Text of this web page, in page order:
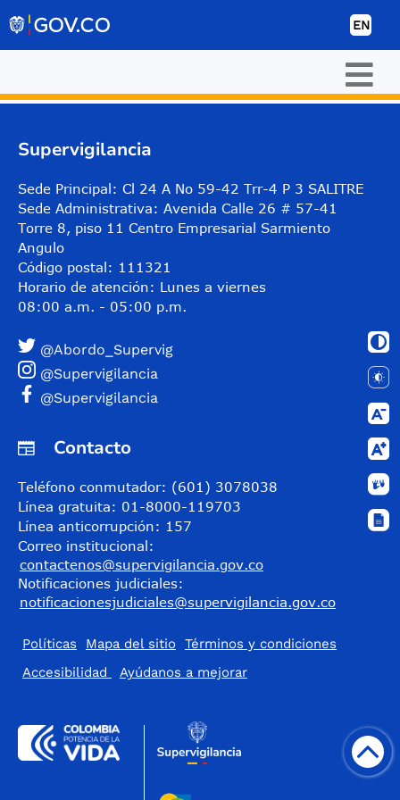
EN
Supervigilancia
Sede Principal: Cl 24 A No 59-42 Trr-4 P 3 SALITRE
Sede Administrativa: Avenida Calle 26 # 57-41
Torre 8, piso 11 Centro Empresarial Sarmiento
Angulo
Código postal: 111321
Horario de atención: Lunes a viernes
08:00 a.m. - 05:00 p.m.
@Abordo_Supervig
@Supervigilancia
@Supervigilancia
Contacto
Teléfono conmutador: (601) 3078038
Línea gratuita: 01-8000-119703
Línea anticorrupción: 157
Correo institucional:
contactenos@supervigilancia.gov.co
Notificaciones judiciales:
notificacionesjudiciales@supervigilancia.gov.co
Políticas Mapa del sitio
Términos y condiciones
Accesibilidad
​Ayúdanos a mejorar